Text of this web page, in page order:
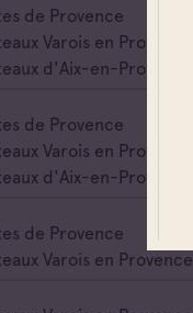
de Provence
Varois en Provence
d'Aix-en-Provence
de Provence
Varois en Provence
d'Aix-en-Provence
de Provence
Varois en Provence